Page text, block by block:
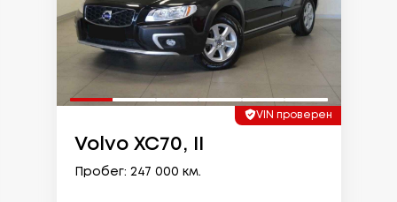
VIN проверен
Volvo XC70, II
Пробег: 247 000 км.